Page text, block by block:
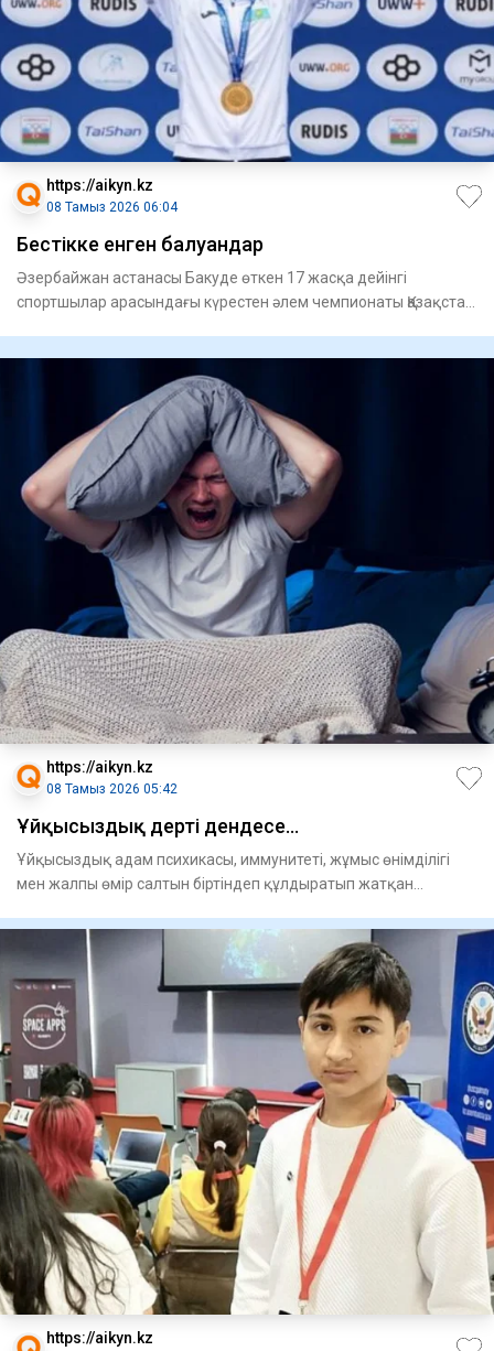
https://aikyn.kz
08 Тамыз 2026 06:04
Бестікке енген балуандар
Әзербайжан астанасы Бакуде өткен 17 жасқа дейінгі
спортшылар арасындағы күрестен әлем чемпионаты Қазақстан
https://aikyn.kz
08 Тамыз 2026 05:42
Ұйқысыздық дерті дендесе...
Ұйқысыздық адам психикасы, иммунитеті, жұмыс өнімділігі
мен жалпы өмір салтын біртіндеп құлдыратып жатқан
https://aikyn.kz